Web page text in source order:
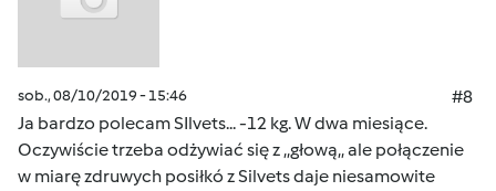
sob., 08/10/2019 - 15:46
#8
Ja bardzo polecam SIlvets... -12 kg. W dwa miesiące.
Oczywiście trzeba odżywiać się z ,,głową,, ale połączenie
w miarę zdruwych posiłkó z Silvets daje niesamowite